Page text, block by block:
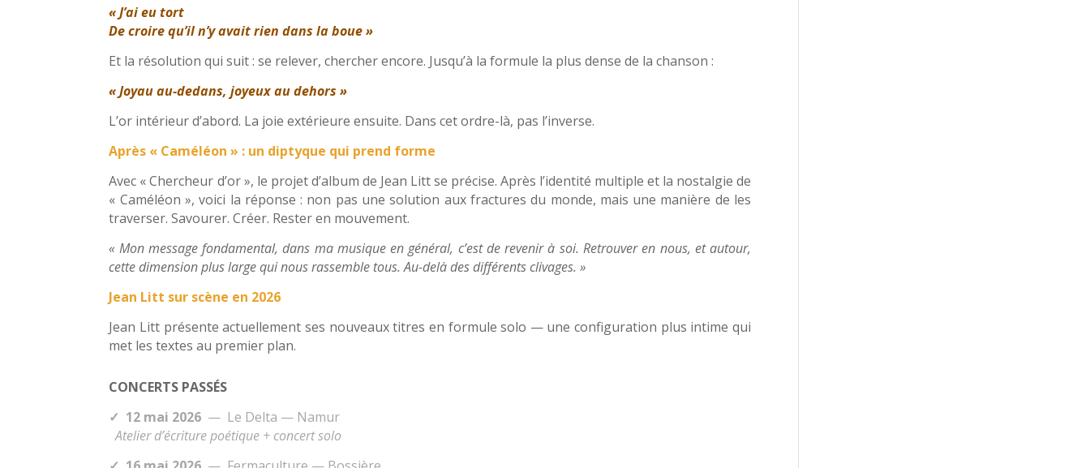
« J’ai eu tort
De croire qu’il n’y avait rien dans la boue »
Et la résolution qui suit : se relever, chercher encore. Jusqu’à la formule la plus dense de la chanson :
« Joyau au-dedans, joyeux au dehors »
L’or intérieur d’abord. La joie extérieure ensuite. Dans cet ordre-là, pas l’inverse.
Après « Caméléon » : un diptyque qui prend forme
Avec « Chercheur d’or », le projet d’album de Jean Litt se précise. Après l’identité multiple et la nostalgie de
« Caméléon », voici la réponse : non pas une solution aux fractures du monde, mais une manière de les
traverser. Savourer. Créer. Rester en mouvement.
« Mon message fondamental, dans ma musique en général, c’est de revenir à soi. Retrouver en nous, et autour,
cette dimension plus large qui nous rassemble tous. Au-delà des différents clivages. »
Jean Litt sur scène en 2026
Jean Litt présente actuellement ses nouveaux titres en formule solo — une configuration plus intime qui
met les textes au premier plan.
CONCERTS PASSÉS
✓ 12 mai 2026 — Le Delta — Namur
Atelier d’écriture poétique + concert solo